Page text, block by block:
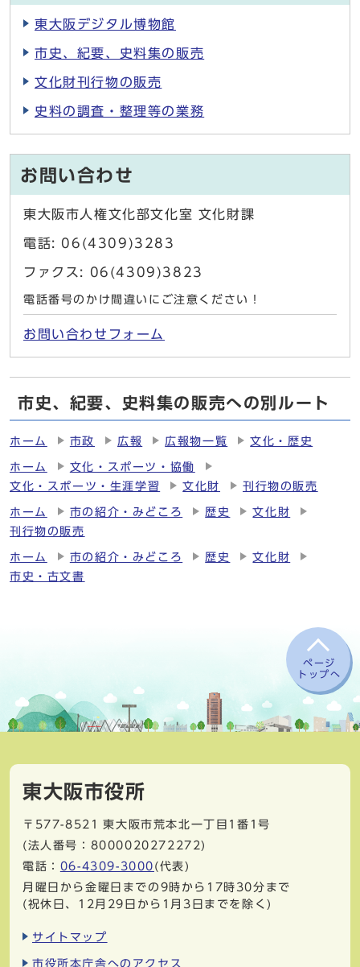
東大阪デジタル博物館
市史、紀要、史料集の販売
文化財刊行物の販売
史料の調査・整理等の業務
お問い合わせ
東大阪市人権文化部文化室 文化財課
電話: 06(4309)3283
ファクス: 06(4309)3823
電話番号のかけ間違いにご注意ください！
お問い合わせフォーム
市史、紀要、史料集の販売への別ルート
ホーム 市政 広報 広報物一覧 文化・歴史
ホーム
文化・スポーツ・協働
文化・スポーツ・生涯学習
文化財 刊行物の販売
ホーム 市の紹介・みどころ 歴史
文化財
刊行物の販売
ホーム 市の紹介・みどころ 歴史
文化財
市史・古文書
ページ
トップへ
東大阪市役所
〒577-8521
東大阪市荒本北一丁目1番1号
(法人番号：8000020272272)
電話： 06-4309-3000 (代表)
月曜日から金曜日までの9時から17時30分まで
(祝休日、12月29日から1月3日までを除く)
サイトマップ
市役所本庁舎へのアクセス